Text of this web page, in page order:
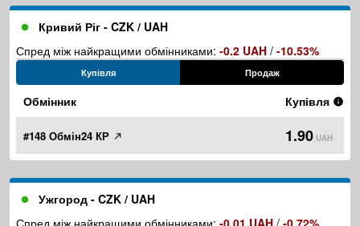
Кривий Ріг - CZK / UAH
Спред між найкращими обмінниками: -0.2 UAH / -10.53%
Купівля Продаж
Обмінник Купівля
#148 Обмін24 КР 1.90 UAH
Ужгород - CZK / UAH